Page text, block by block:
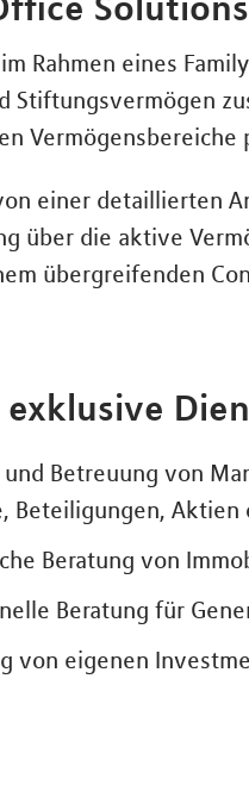
Rahmen eines
Stiftungsvermögen
Vermögensbereiche
einer detaillierten
über die aktive
übergreifenden
Betreuung von
Beteiligungen,
Beratung von
Beratung für
von eigenen